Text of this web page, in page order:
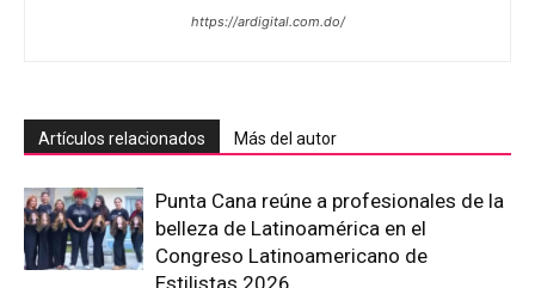
https://ardigital.com.do/
Artículos relacionados Más del autor
Punta Cana reúne a profesionales de la
belleza de Latinoamérica en el
Congreso Latinoamericano de
Estilistas 2026